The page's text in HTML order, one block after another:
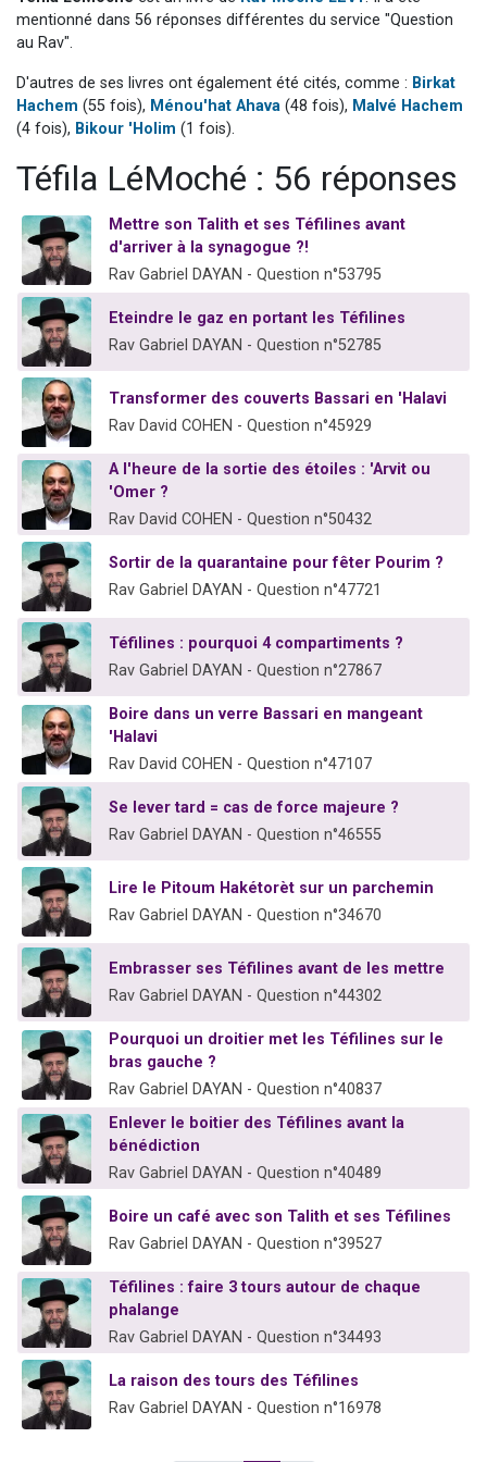
17 personnes viennent de demander une bénédiction
Il reste 49 places pour étudier en groupe sur Zoom
Eva vient de donner son Maasser
mentionné dans 56 réponses différentes du service "Question
au Rav".
D'autres de ses livres ont également été cités, comme : Birkat
Hachem (55 fois), Ménou'hat Ahava (48 fois), Malvé Hachem
(4 fois), Bikour 'Holim (1 fois).
Téfila LéMoché : 56 réponses
Mettre son Talith et ses Téfilines avant
d'arriver à la synagogue ?!
Rav Gabriel DAYAN - Question n°53795
Eteindre le gaz en portant les Téfilines
Rav Gabriel DAYAN - Question n°52785
Transformer des couverts Bassari en 'Halavi
Rav David COHEN - Question n°45929
A l'heure de la sortie des étoiles : 'Arvit ou
'Omer ?
Rav David COHEN - Question n°50432
Sortir de la quarantaine pour fêter Pourim ?
Rav Gabriel DAYAN - Question n°47721
Téfilines : pourquoi 4 compartiments ?
Rav Gabriel DAYAN - Question n°27867
Boire dans un verre Bassari en mangeant
'Halavi
Rav David COHEN - Question n°47107
Se lever tard = cas de force majeure ?
Rav Gabriel DAYAN - Question n°46555
Lire le Pitoum Hakétorèt sur un parchemin
Rav Gabriel DAYAN - Question n°34670
Embrasser ses Téfilines avant de les mettre
Rav Gabriel DAYAN - Question n°44302
Pourquoi un droitier met les Téfilines sur le
bras gauche ?
Rav Gabriel DAYAN - Question n°40837
Enlever le boitier des Téfilines avant la
bénédiction
Rav Gabriel DAYAN - Question n°40489
Boire un café avec son Talith et ses Téfilines
Rav Gabriel DAYAN - Question n°39527
Téfilines : faire 3 tours autour de chaque
phalange
Rav Gabriel DAYAN - Question n°34493
La raison des tours des Téfilines
Rav Gabriel DAYAN - Question n°16978